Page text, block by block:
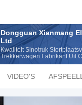
Dongguan Xianmang
Ltd
Kwaliteit Sinotruk
Trekkerwagen Fabrikant Uit
VIDEO'S